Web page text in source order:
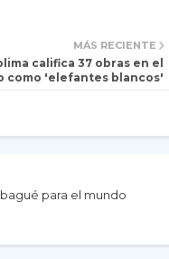
MÁS RECIENTE
califica 37 obras en el
como 'elefantes blancos'
para el mundo